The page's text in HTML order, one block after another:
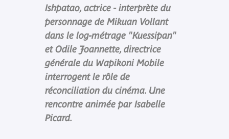
Ishpatao, actrice - interprète du
personnage de Mikuan Vollant
dans le log-métrage "Kuessipan"
et Odile Joannette, directrice
générale du Wapikoni Mobile
interrogent le rôle de
réconciliation du cinéma. Une
rencontre animée par Isabelle
Picard.